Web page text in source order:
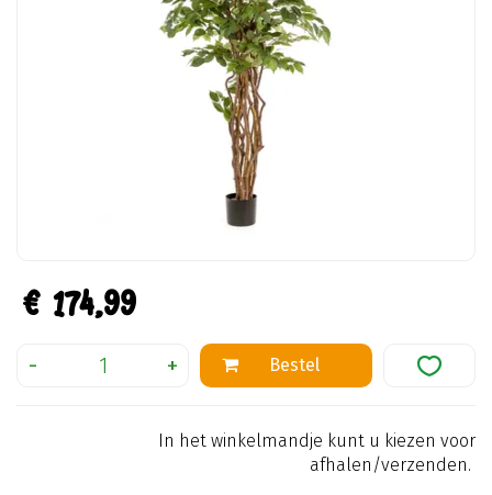
€ 174,99
In het winkelmandje kunt u kiezen voor
afhalen/verzenden.